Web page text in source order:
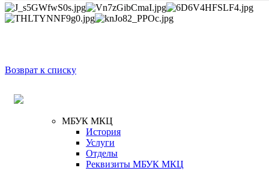
Возврат к списку
МБУК МКЦ
История
Услуги
Отделы
Реквизиты МБУК МКЦ